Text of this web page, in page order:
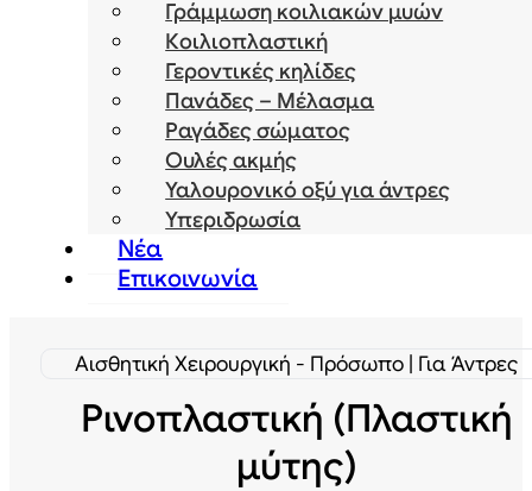
Γράμμωση κοιλιακών μυών
Κοιλιοπλαστική
Γεροντικές κηλίδες
Πανάδες – Μέλασμα
Ραγάδες σώματος
Ουλές ακμής
Υαλουρονικό οξύ για άντρες
Υπεριδρωσία
Νέα
Επικοινωνία
Αισθητική Χειρουργική - Πρόσωπο | Για Άντρες
Ρινοπλαστική (Πλαστική
μύτης)